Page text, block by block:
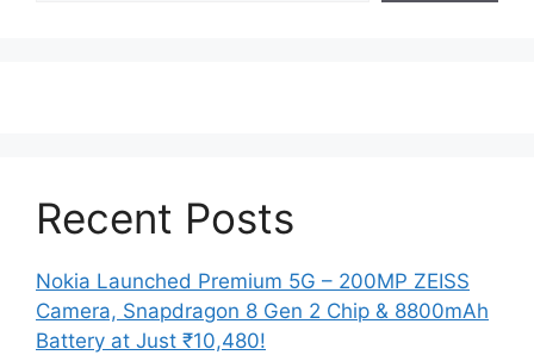
Recent Posts
Nokia Launched Premium 5G – 200MP ZEISS
Camera, Snapdragon 8 Gen 2 Chip & 8800mAh
Battery at Just ₹10,480!